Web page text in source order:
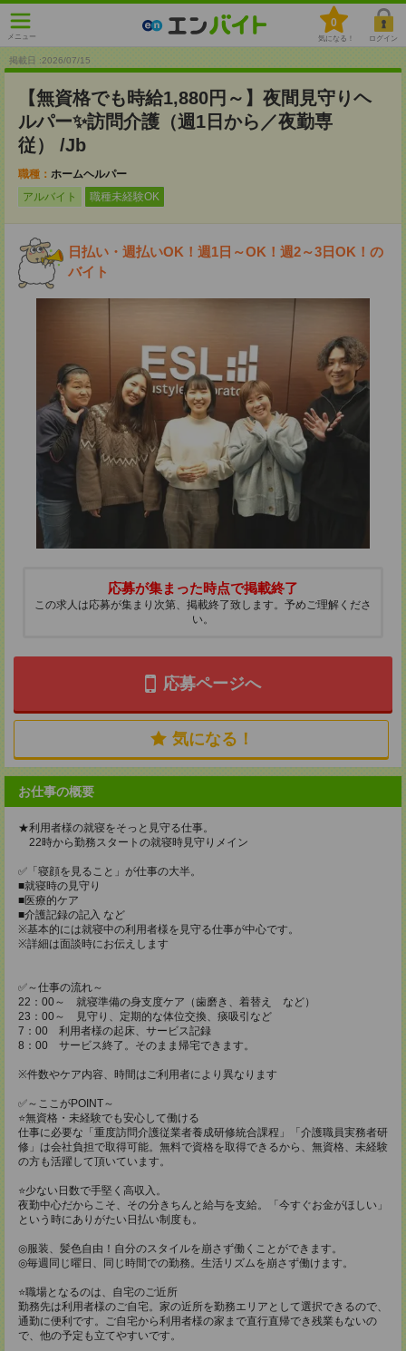
メニュー
0
気になる！ ログイン
掲載日 :2026/07/15
【無資格でも時給1,880円～】夜間見守りヘ
ルパー✨訪問介護（週1日から／夜勤専
従） /Jb
職種： ホームヘルパー
アルバイト
職種未経験OK
日払い・週払いOK！週1日～OK！週2～3日OK！の
バイト
応募が集まった時点で掲載終了
この求人は応募が集まり次第、掲載終了致します。予めご理解くださ
い。
応募ページへ
気になる！
お仕事の概要
★利用者様の就寝をそっと見守る仕事。
22時から勤務スタートの就寝時見守りメイン
✅「寝顔を見ること」が仕事の大半。
■就寝時の見守り
■医療的ケア
■介護記録の記入 など
※基本的には就寝中の利用者様を見守る仕事が中心です。
※詳細は面談時にお伝えします
✅～仕事の流れ～
22：00～ 就寝準備の身支度ケア（歯磨き、着替え など）
23：00～ 見守り、定期的な体位交換、痰吸引など
7：00 利用者様の起床、サービス記録
8：00 サービス終了。そのまま帰宅できます。
※件数やケア内容、時間はご利用者により異なります
✅～ここがPOINT～
⭐️無資格・未経験でも安心して働ける
仕事に必要な「重度訪問介護従業者養成研修統合課程」「介護職員実務者研
修」は会社負担で取得可能。無料で資格を取得できるから、無資格、未経験
の方も活躍して頂いています。
⭐️少ない日数で手堅く高収入。
夜勤中心だからこそ、その分きちんと給与を支給。「今すぐお金がほしい」
という時にありがたい日払い制度も。
◎服装、髪色自由！自分のスタイルを崩さず働くことができます。
◎毎週同じ曜日、同じ時間での勤務。生活リズムを崩さず働けます。
⭐️職場となるのは、自宅のご近所
勤務先は利用者様のご自宅。家の近所を勤務エリアとして選択できるので、
通勤に便利です。ご自宅から利用者様の家まで直行直帰でき残業もないの
で、他の予定も立てやすいです。